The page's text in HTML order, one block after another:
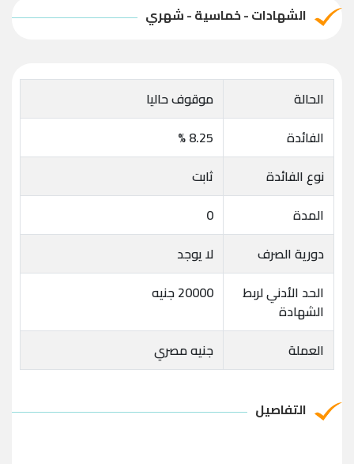
الشهادات - خماسية - شهري
الحالة
موقوف حاليا
الفائدة
8.25 %
نوع الفائدة
ثابت
المدة
0
دورية الصرف
لا يوجد
الحد الأدني لربط
الشهادة
20000 جنيه
العملة جنيه مصري
التفاصيل